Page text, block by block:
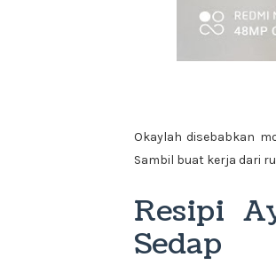
Okaylah disebabkan
Sambil buat kerja dari
Resipi
Sedap